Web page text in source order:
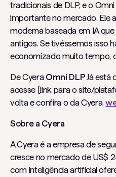
tradicionais de DLP, e o
importante no mercado. Ele
moderna baseada em IA
antigos. Se tivéssemos isso
economizado muito tempo,
De Cyera Omni DLPJá está
acesse [link para o site/
volta e confira o da Cyera.
Sobre a Cyera
A Cyera é a empresa de
cresce no mercado de US$
com inteligência artificial